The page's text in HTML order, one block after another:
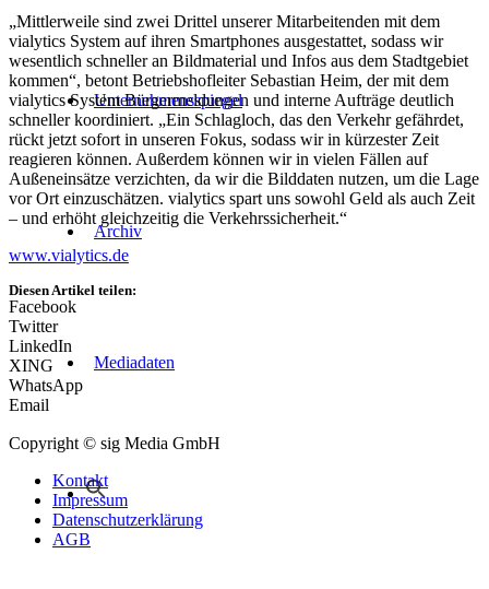
Unternehmensspiegel
Archiv
Mediadaten
„Mittlerweile sind zwei Drittel unserer Mitarbeitenden mit dem
vialytics System auf ihren Smartphones ausgestattet, sodass wir
wesentlich schneller an Bildmaterial und Infos aus dem Stadtgebiet
kommen“, betont Betriebshofleiter Sebastian Heim, der mit dem
vialytics System Bürgermeldungen und interne Aufträge deutlich
schneller koordiniert. „Ein Schlagloch, das den Verkehr gefährdet,
rückt jetzt sofort in unseren Fokus, sodass wir in kürzester Zeit
reagieren können. Außerdem können wir in vielen Fällen auf
Außeneinsätze verzichten, da wir die Bilddaten nutzen, um die Lage
vor Ort einzuschätzen. vialytics spart uns sowohl Geld als auch Zeit
– und erhöht gleichzeitig die Verkehrssicherheit.“
www.vialytics.de
Diesen Artikel teilen:
Facebook
Twitter
LinkedIn
XING
WhatsApp
Email
Copyright © sig Media GmbH
Kontakt
Impressum
Datenschutzerklärung
AGB